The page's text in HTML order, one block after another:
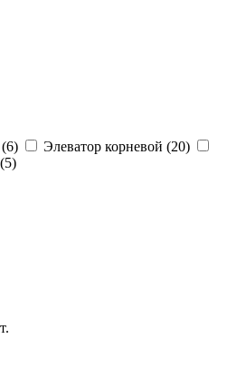
6) Элеватор корневой (20)
5)